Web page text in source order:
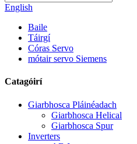
English
Baile
Táirgí
Córas Servo
mótair servo Siemens
Catagóirí
Giarbhosca Pláinéadach
Giarbhosca Helical
Giarbhosca Spur
Inverters